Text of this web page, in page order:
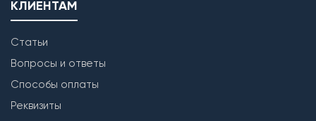
КЛИЕНТАМ
Статьи
Вопросы и ответы
Способы оплаты
Реквизиты